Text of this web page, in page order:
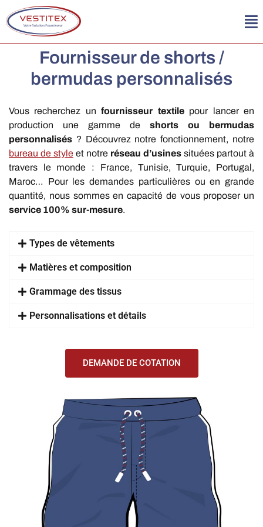
Fournisseur de shorts /
bermudas personnalisés
Vous recherchez unfournisseur textilepour lancer en
production une gamme de shorts ou bermudas
personnalisés ? Découvrez notre fonctionnement, notre
bureau de style et notre réseau d’usines situées partout à
travers le monde : France, Tunisie, Turquie, Portugal,
Maroc… Pour les demandes particulières ou en grande
quantité, nous sommes en capacité de vous proposer un
service 100% sur-mesure.
Types de vêtements
Matières et composition
Grammage des tissus
Personnalisations et détails
DEMANDE DE COTATION